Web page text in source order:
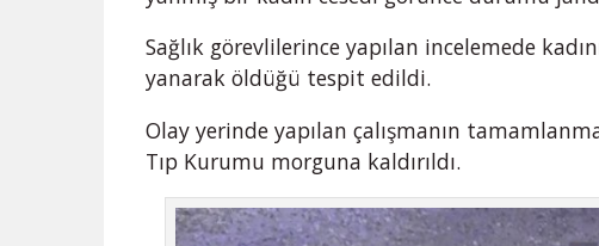
Sağlık görevlilerince yapılan incelemede
yanarak öldüğü tespit edildi.
Olay yerinde yapılan çalışmanın
Tıp Kurumu morguna kaldırıldı.